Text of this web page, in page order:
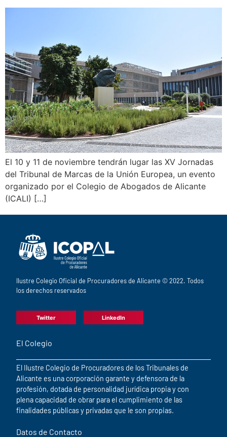
El 10 y 11 de noviembre tendrán lugar las XV Jornadas
del Tribunal de Marcas de la Unión Europea, un evento
organizado por el Colegio de Abogados de Alicante
(ICALI) […]
Ilustre Colegio Oficial de Procuradores de Alicante © 2022. Todos
los derechos reservados
Twitter LinkedIn
El Colegio
El Ilustre Colegio de Procuradores de los Tribunales de
Alicante es una corporación garante y defensora de la
profesión, dotada de personalidad jurídica propia y con
plena capacidad de obrar para el cumplimiento de las
finalidades públicas y privadas que le son propias.
Datos de Contacto